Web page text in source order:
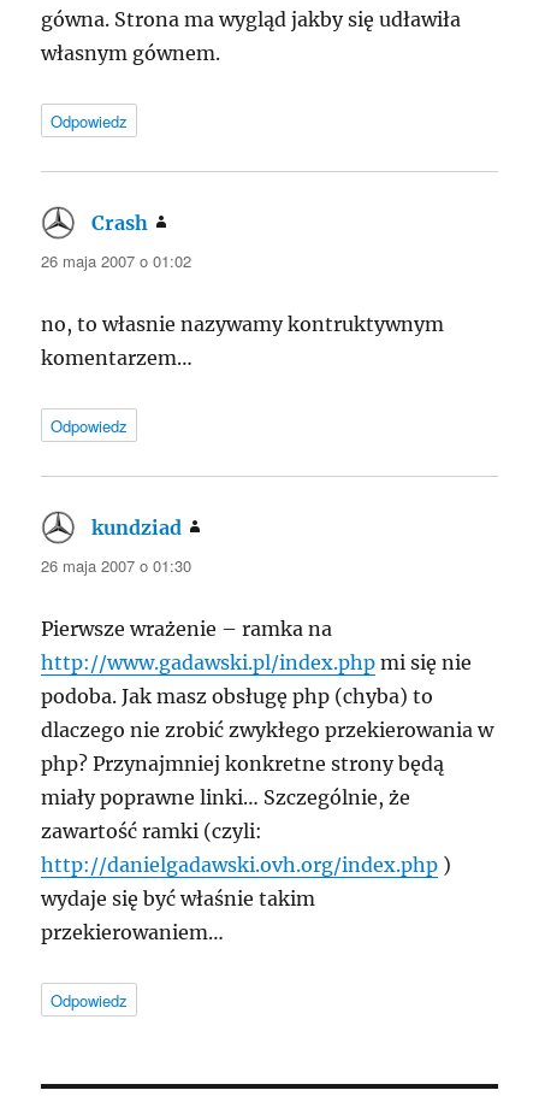
gówna. Strona ma wygląd jakby się udławiła
własnym gównem.
Odpowiedz
Crash
26 maja 2007 o 01:02
no, to własnie nazywamy kontruktywnym
komentarzem…
Odpowiedz
kundziad
26 maja 2007 o 01:30
Pierwsze wrażenie – ramka na
http://www.gadawski.pl/index.php mi się nie
podoba. Jak masz obsługę php (chyba) to
dlaczego nie zrobić zwykłego przekierowania w
php? Przynajmniej konkretne strony będą
miały poprawne linki… Szczególnie, że
zawartość ramki (czyli:
http://danielgadawski.ovh.org/index.php )
wydaje się być właśnie takim
przekierowaniem…
Odpowiedz